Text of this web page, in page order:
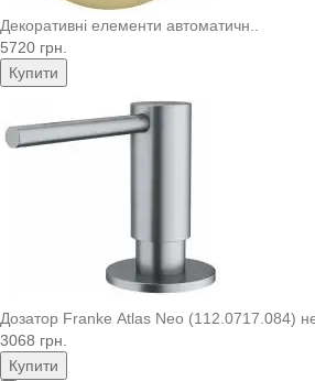
Декоративні елементи автоматичн..
5720 грн.
Купити
Дозатор Franke Atlas Neo (112.0717.084)
3068 грн.
Купити